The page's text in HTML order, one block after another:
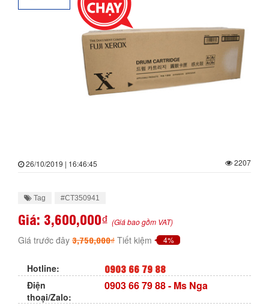
26/10/2019 | 16:46:45 2207
Tag #CT350941
Giá: 3,600,000₫ (Giá bao gồm VAT)
Giá trước đây 3,750,000₫ Tiết kiệm 4%
Hotline: 0903 66 79 88
Điện
thoại/Zalo:
0903 66 79 88- Ms Nga